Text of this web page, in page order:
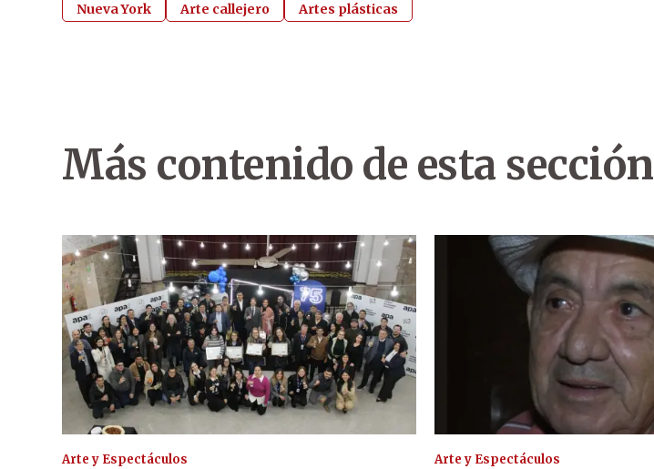
Nueva York Arte callejero Artes plásticas
Más contenido de esta sección
Arte y Espectáculos Arte y Espectáculos